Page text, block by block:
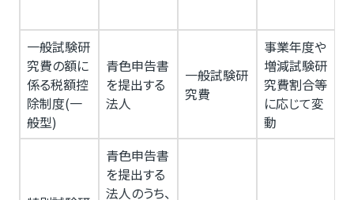
一般試験研
究費の額に
係る税額控
除制度(一
般型)
青色申告書
を提出する
法人
一般試験研
究費
事業年度や
増減試験研
究費割合等
に応じて変
動
青色申告書
を提出する
法人のうち、